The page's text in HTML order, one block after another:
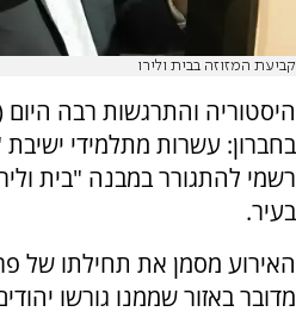
קביעת המזוזה בבית ולירו
היסטוריה והתרגשות רבה היום
בחברון: עשרות מתלמידי ישיבת
רשמי להתגורר במבנה "בית
בעיר.
האירוע מסמן את תחילתו של
מדובר באזור שממנו גורשו